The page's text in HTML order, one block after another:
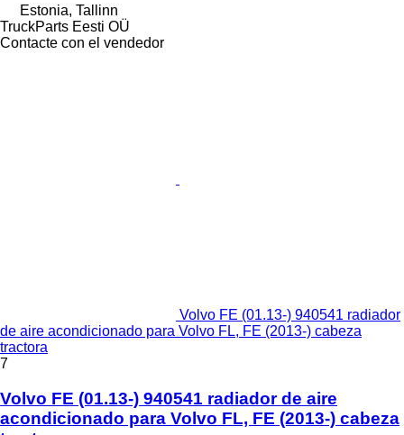
Estonia, Tallinn
TruckParts Eesti OÜ
Contacte con el vendedor
Volvo FE (01.13-) 940541 radiador
de aire acondicionado para Volvo FL, FE (2013-) cabeza
tractora
7
Volvo FE (01.13-) 940541 radiador de aire
acondicionado para Volvo FL, FE (2013-) cabeza